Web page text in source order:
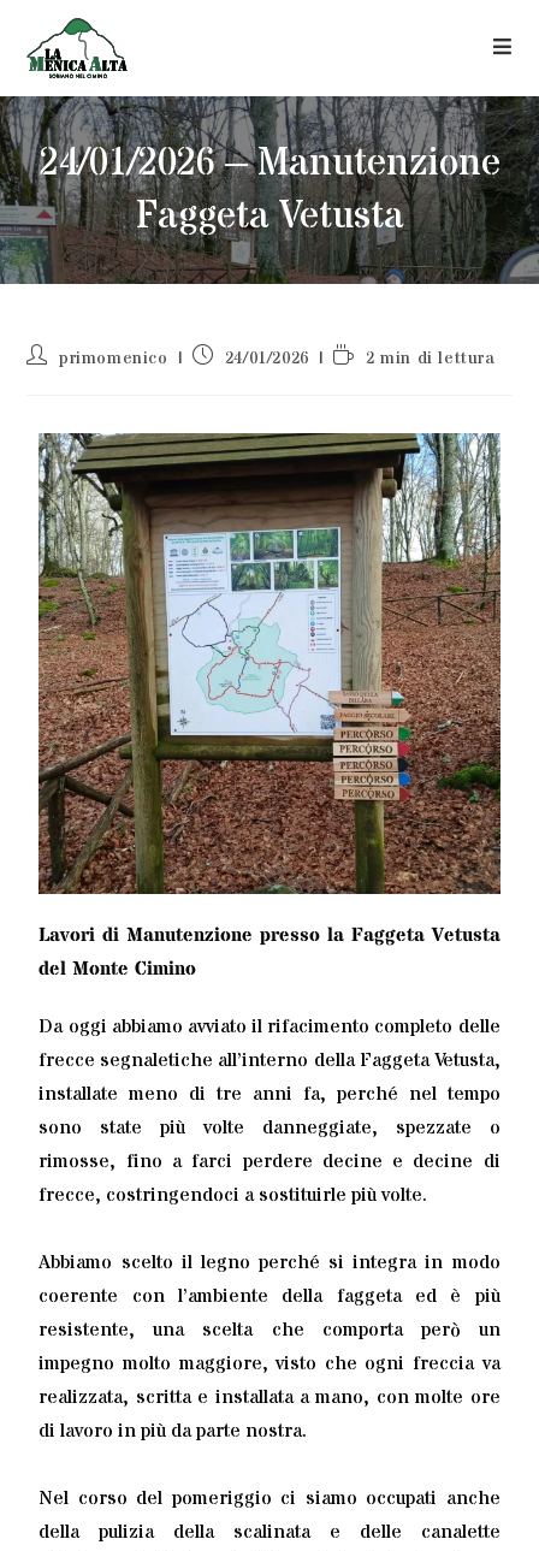
24/01/2026 – Manutenzione
Faggeta Vetusta
primomenico 24/01/2026 2 min di lettura
Lavori di Manutenzione presso la Faggeta Vetusta
del Monte Cimino
Da oggi abbiamo avviato il rifacimento completo delle
frecce segnaletiche all’interno della Faggeta Vetusta,
installate meno di tre anni fa, perché nel tempo
sono state più volte danneggiate, spezzate o
rimosse, fino a farci perdere decine e decine di
frecce, costringendoci a sostituirle più volte.
Abbiamo scelto il legno perché si integra in modo
coerente con l’ambiente della faggeta ed è più
resistente, una scelta che comporta però un
impegno molto maggiore, visto che ogni freccia va
realizzata, scritta e installata a mano, con molte ore
di lavoro in più da parte nostra.
Nel corso del pomeriggio ci siamo occupati anche
della pulizia della scalinata e delle canalette